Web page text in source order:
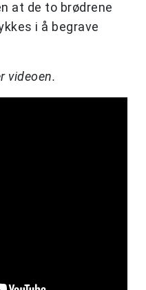
at de to brødrene
i å begrave
videoen.